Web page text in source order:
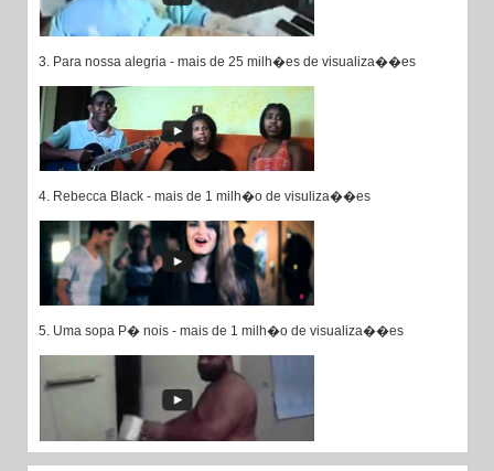
3. Para nossa alegria - mais de 25 milh�es de visualiza��es
4. Rebecca Black - mais de 1 milh�o de visuliza��es
5. Uma sopa P� nois - mais de 1 milh�o de visualiza��es